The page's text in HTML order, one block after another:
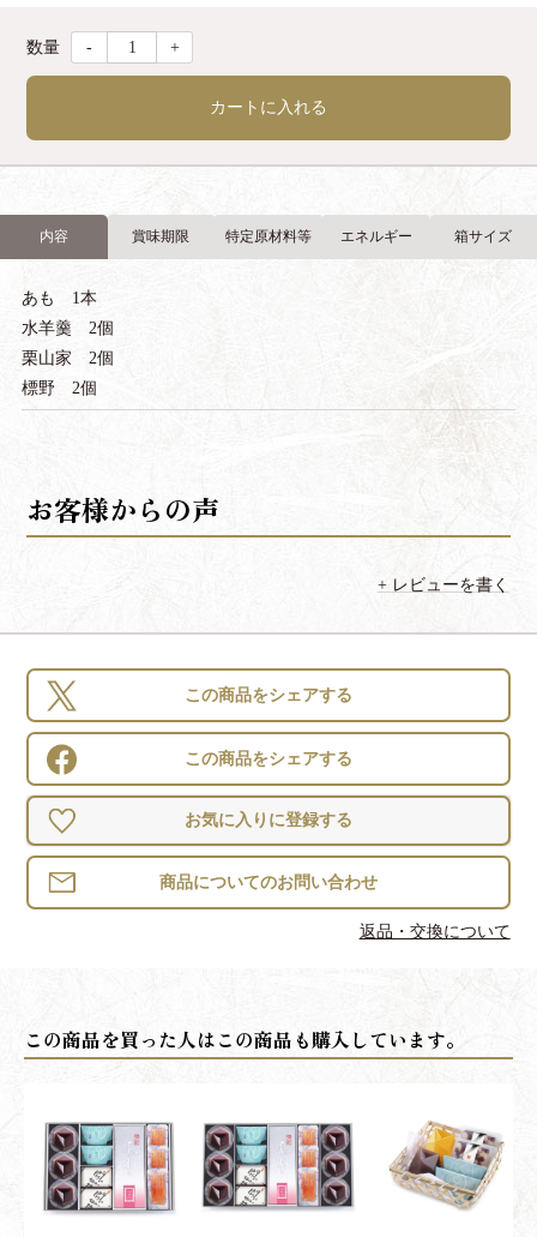
- +
カートに入れる
内容 賞味期限 特定原材料等 エネルギー 箱サイズ
あも 1本
水羊羹 2個
栗山家 2個
標野 2個
レビューを書く
この商品をシェアする
この商品をシェアする
お気に入りに登録する
返品・交換について